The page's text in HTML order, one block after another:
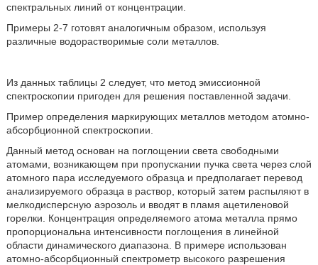
спектральных линий от концентрации.
Примеры 2-7 готовят аналогичным образом, используя
различные водорастворимые соли металлов.
Из данных таблицы 2 следует, что метод эмиссионной
спектроскопии пригоден для решения поставленной задачи.
Пример определения маркирующих металлов методом атомно-
абсорбционной спектроскопии.
Данный метод основан на поглощении света свободными
атомами, возникающем при пропускании пучка света через слой
атомного пара исследуемого образца и предполагает перевод
анализируемого образца в раствор, который затем распыляют в
мелкодисперсную аэрозоль и вводят в пламя ацетиленовой
горелки. Концентрация определяемого атома металла прямо
пропорциональна интенсивности поглощения в линейной
области динамического диапазона. В примере использован
атомно-абсорбционный спектрометр высокого разрешения